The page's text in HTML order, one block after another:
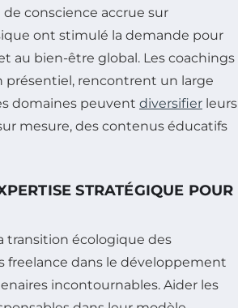
conscience accrue sur
ont stimulé la demande pour
au bien-être global. Les coachings
présentiel, rencontrent un large
domaines peuvent diversifier leurs
mesure, des contenus éducatifs
STRATÉGIQUE POUR
transition écologique des
freelance dans le développement
incontournables. Aider les